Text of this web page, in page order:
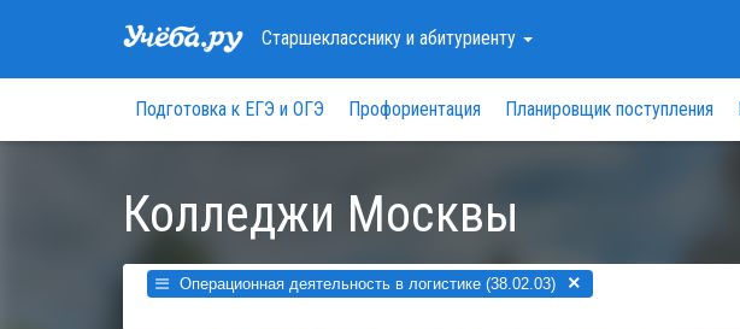
Старшеклассникуи абитуриенту
Подготовка к ЕГЭ и ОГЭ Профориентация Планировщик поступления
Колледжи Москвы
Операционная деятельность в логистике (38.02.03) ×